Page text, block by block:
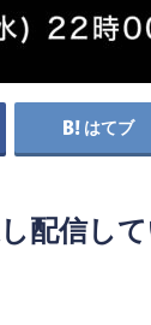
はてブ
配信し